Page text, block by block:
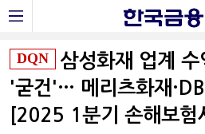
DQN
삼성화재 업계
'굳건'… 메리츠화재
[2025 1분기 손해보험